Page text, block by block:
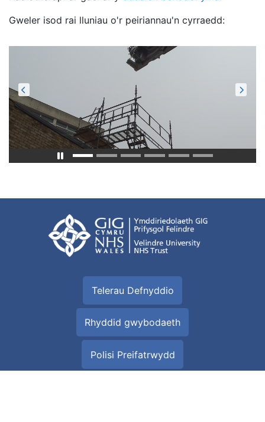
Gweler isod rai lluniau o'r peiriannau'n cyrraedd:
Telerau Defnyddio
Rhyddid gwybodaeth
Polisi Preifatrwydd